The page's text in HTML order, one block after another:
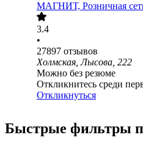
МАГНИТ, Розничная
3.4
•
27897 отзывов
Холмская, Лысова, 222
Можно без резюме
Откликнитесь среди
Откликнуться
Быстрые фильтры